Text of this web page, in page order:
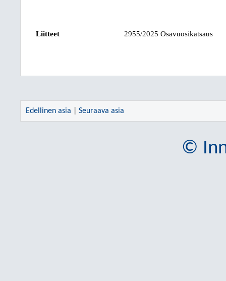
Liitteet 2955/2025 Osavuosikatsaus
Edellinen asia Seuraava asia
©